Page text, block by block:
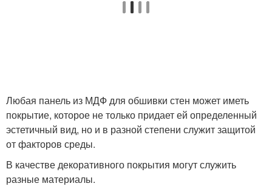
Любая панель из МДФ для обшивки стен может иметь
покрытие, которое не только придает ей определенный
эстетичный вид, но и в разной степени служит защитой
от факторов среды.
В качестве декоративного покрытия могут служить
разные материалы.